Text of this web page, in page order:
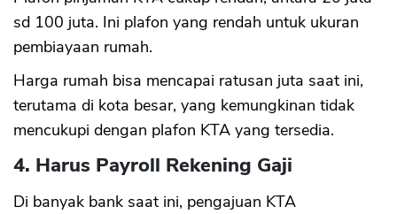
sd 100 juta. Ini plafon yang rendah untuk ukuran
pembiayaan rumah.
Harga rumah bisa mencapai ratusan juta saat ini,
terutama di kota besar, yang kemungkinan tidak
mencukupi dengan plafon KTA yang tersedia.
4. Harus Payroll Rekening Gaji
Di banyak bank saat ini, pengajuan KTA